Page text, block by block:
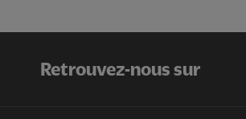
Retrouvez-nous sur